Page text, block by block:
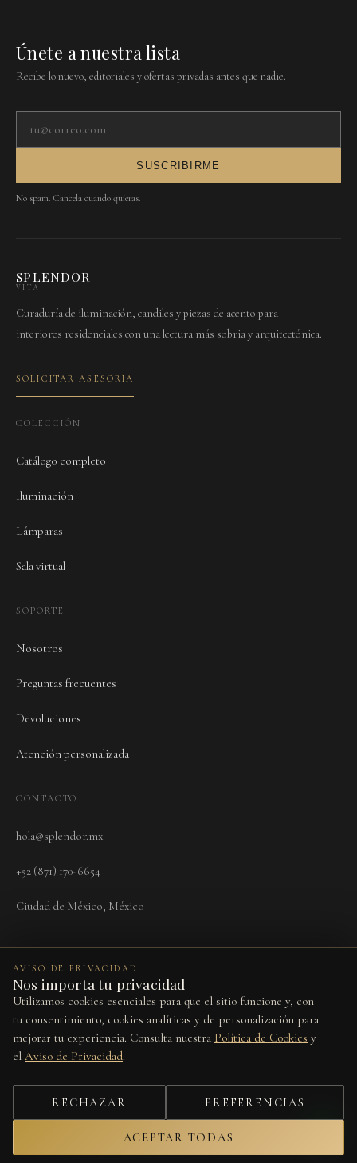
Únete a nuestra lista
Recibe lo nuevo, editoriales y ofertas privadas antes que nadie.
SUSCRIBIRME
No spam. Cancela cuando quieras.
SPLENDOR
VITA
Curaduría de iluminación, candiles y piezas de acento para
interiores residenciales con una lectura más sobria y arquitectónica.
SOLICITAR ASESORÍA
COLECCIÓN
Catálogo completo
Iluminación
Lámparas
Sala virtual
SOPORTE
Nosotros
Preguntas frecuentes
Devoluciones
Atención personalizada
CONTACTO
hola@splendor.mx
+52 (871) 170-6654
Ciudad de México, México
TérminosAviso de Privacidad CookiesDevolucionesPreferencias de cookies
Este sitio está protegido por reCAPTCHA y se aplican laPolítica de
Privacidad
© 2026 Splendor Vita. Todos los derechos reservados.
AVISO DE PRIVACIDAD
Nos importa tu privacidad
Utilizamos cookies esenciales para que el sitio funcione y, con
tu consentimiento, cookies analíticas y de personalización para
mejorar tu experiencia. Consulta nuestra Política de Cookies y
el Aviso de Privacidad.
RECHAZAR PREFERENCIAS
ACEPTAR TODAS